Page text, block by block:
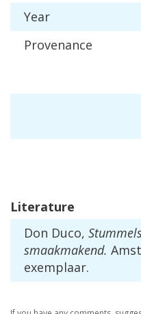
Year
Provenance
Literature
Don Duco,
smaakmakend.
exemplaar.